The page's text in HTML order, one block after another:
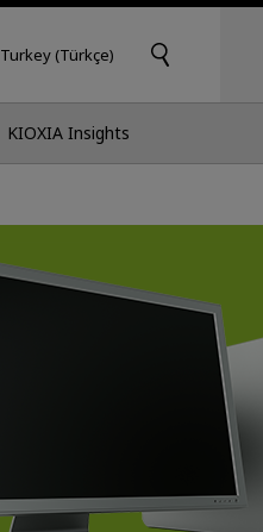
Turkey (Türkçe)
KIOXIA Insights